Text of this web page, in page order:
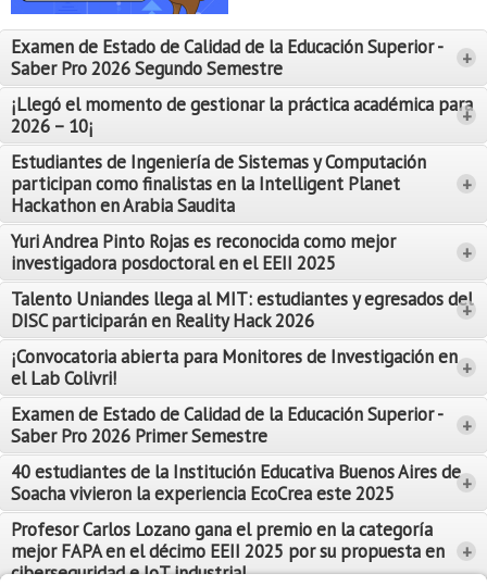
Examen de Estado de Calidad de la Educación Superior -
Saber Pro 2026 Segundo Semestre
+
Leer Más
¡Llegó el momento de gestionar la práctica académica para
2026 – 10¡
+
Leer Más
Estudiantes de Ingeniería de Sistemas y Computación
participan como finalistas en la Intelligent Planet
Hackathon en Arabia Saudita
+
Leer Más
Yuri Andrea Pinto Rojas es reconocida como mejor
investigadora posdoctoral en el EEII 2025
+
Leer Más
Talento Uniandes llega al MIT: estudiantes y egresados del
DISC participarán en Reality Hack 2026
+
¡Convocatoria abierta para Monitores de Investigación en
el Lab Colivri!
+
Leer Más
Examen de Estado de Calidad de la Educación Superior -
Saber Pro 2026 Primer Semestre
+
40 estudiantes de la Institución Educativa Buenos Aires de
Soacha vivieron la experiencia EcoCrea este 2025
+
Profesor Carlos Lozano gana el premio en la categoría
mejor FAPA en el décimo EEII 2025 por su propuesta en
ciberseguridad e IoT industrial
+
Proyecto de grado
Reingreso
Reintegro
Retiro voluntario
Transferencia
Tarifas
Grado